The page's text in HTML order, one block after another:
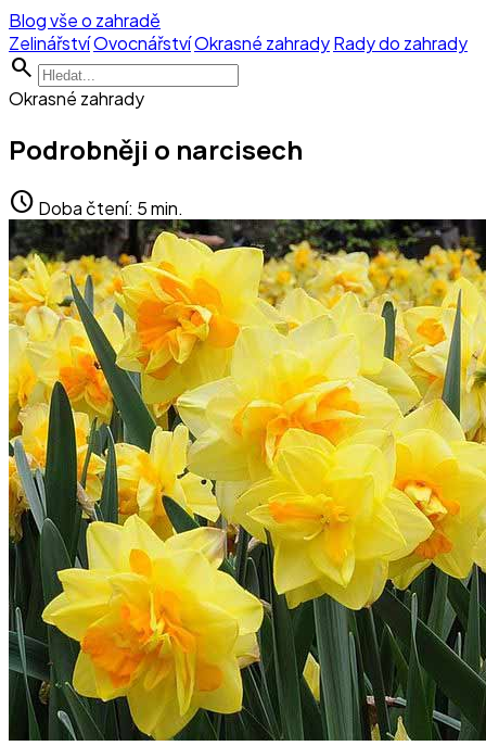
Blog vše o zahradě
ZelinářstvíOvocnářstvíOkrasné zahradyRady do zahrady
search
Okrasné zahrady
Podrobněji o narcisech
schedule Doba čtení: 5 min.